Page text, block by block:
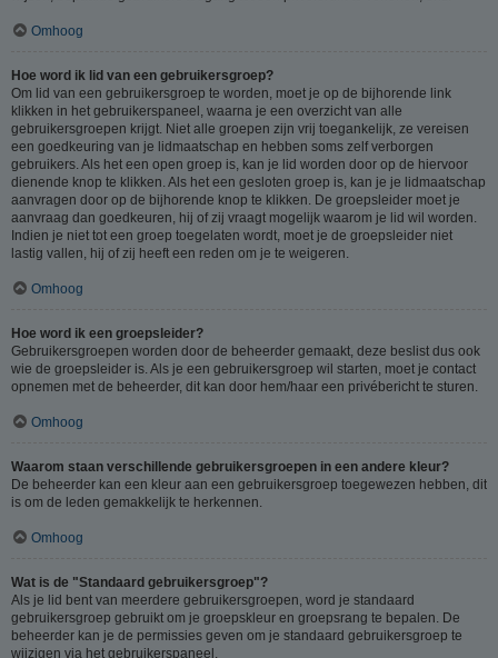
Omhoog
Hoe word ik lid van een gebruikersgroep?
Om lid van een gebruikersgroep te worden, moet je op de bijhorende link
klikken in het gebruikerspaneel, waarna je een overzicht van alle
gebruikersgroepen krijgt. Niet alle groepen zijn vrij toegankelijk, ze vereisen
een goedkeuring van je lidmaatschap en hebben soms zelf verborgen
gebruikers. Als het een open groep is, kan je lid worden door op de hiervoor
dienende knop te klikken. Als het een gesloten groep is, kan je je lidmaatschap
aanvragen door op de bijhorende knop te klikken. De groepsleider moet je
aanvraag dan goedkeuren, hij of zij vraagt mogelijk waarom je lid wil worden.
Indien je niet tot een groep toegelaten wordt, moet je de groepsleider niet
lastig vallen, hij of zij heeft een reden om je te weigeren.
Omhoog
Hoe word ik een groepsleider?
Gebruikersgroepen worden door de beheerder gemaakt, deze beslist dus ook
wie de groepsleider is. Als je een gebruikersgroep wil starten, moet je contact
opnemen met de beheerder, dit kan door hem/haar een privébericht te sturen.
Omhoog
Waarom staan verschillende gebruikersgroepen in een andere kleur?
De beheerder kan een kleur aan een gebruikersgroep toegewezen hebben, dit
is om de leden gemakkelijk te herkennen.
Omhoog
Wat is de "Standaard gebruikersgroep"?
Als je lid bent van meerdere gebruikersgroepen, word je standaard
gebruikersgroep gebruikt om je groepskleur en groepsrang te bepalen. De
beheerder kan je de permissies geven om je standaard gebruikersgroep te
wijzigen via het gebruikerspaneel.